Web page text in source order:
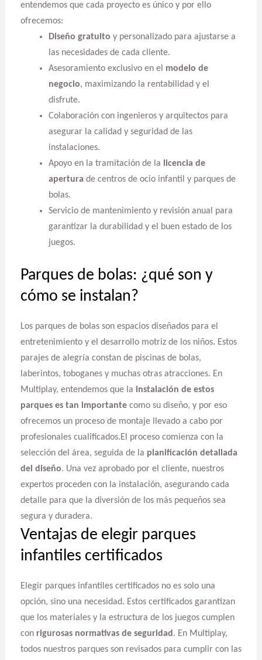
entendemos que cada proyecto es único y por ello
ofrecemos:
Diseño gratuito y personalizado para ajustarse a
las necesidades de cada cliente.
Asesoramiento exclusivo en el modelo de
negocio, maximizando la rentabilidad y el
disfrute.
Colaboración con ingenieros y arquitectos para
asegurar la calidad y seguridad de las
instalaciones.
Apoyo en la tramitación de la licencia de
apertura de centros de ocio infantil y parques de
bolas.
Servicio de mantenimiento y revisión anual para
garantizar la durabilidad y el buen estado de los
juegos.
Parques de bolas: ¿qué son y
cómo se instalan?
Los parques de bolas son espacios diseñados para el
entretenimiento y el desarrollo motriz de los niños. Estos
parajes de alegría constan de piscinas de bolas,
laberintos, toboganes y muchas otras atracciones. En
Multiplay, entendemos que la instalación de estos
parques es tan importantecomo su diseño, y por eso
ofrecemos un proceso de montaje llevado a cabo por
profesionales cualificados.El proceso comienza con la
selección del área, seguida de la planificación detallada
del diseño. Una vez aprobado por el cliente, nuestros
expertos proceden con la instalación, asegurando cada
detalle para que la diversión de los más pequeños sea
segura y duradera.
Ventajas de elegir parques
infantiles certificados
Elegir parques infantiles certificados no es solo una
opción, sino una necesidad. Estos certificados garantizan
que los materiales y la estructura de los juegos cumplen
con rigurosas normativas de seguridad. En Multiplay,
todos nuestros parques son revisados para cumplir con las